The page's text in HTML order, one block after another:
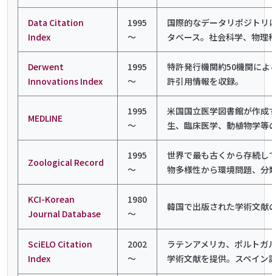
Data Citation
Index
1995
～
国際的なデータリポジト
タベース。社会科学、物
Derwent
Innovations Index
1995
～
特許発行機関約50機関に
許引用情報を収録。
MEDLINE
1995
～
米国国立医学図書館が作
生、臨床医学、動植物学
Zoological Record
1995
～
世界で最も古くから存続
物多様性から環境問題、
KCI-Korean
Journal Database
1980
～
韓国で出版された学術文
SciELO Citation
Index
2002
～
ラテンアメリカ、ポルト
学術文献を提供。スペイ